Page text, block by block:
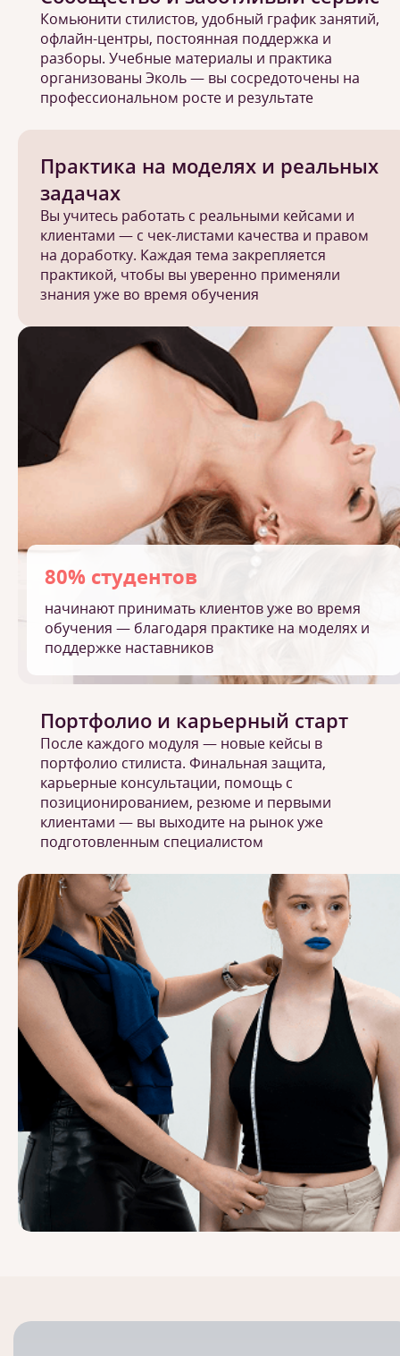
Практика на моделях и реальных
задачах
Вы учитесь работать с реальными кейсами и
клиентами — с чек-листами качества и правом
на доработку. Каждая тема закрепляется
практикой, чтобы вы уверенно применяли
знания уже во время обучения
80% студентов
начинают принимать клиентов уже во время
обучения — благодаря практике на моделях и
поддержке наставников
Портфолио и карьерный старт
После каждого модуля — новые кейсы в
портфолио стилиста. Финальная защита,
карьерные консультации, помощь с
позиционированием, резюме и первыми
клиентами — вы выходите на рынок уже
подготовленным специалистом
Комьюнити стилистов, удобный график занятий,
офлайн-центры, постоянная поддержка и
разборы. Учебные материалы и практика
организованы Эколь — вы сосредоточены на
профессиональном росте и результате